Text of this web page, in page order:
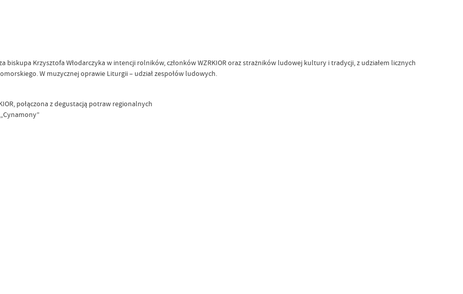
biskupa Krzysztofa Włodarczyka w intencji rolników, członków WZRKIOR oraz strażników ludowej kultury i tradycji, z udziałem licznych
W muzycznej oprawie Liturgii – udział zespołów ludowych.
połączona z degustacją potraw regionalnych